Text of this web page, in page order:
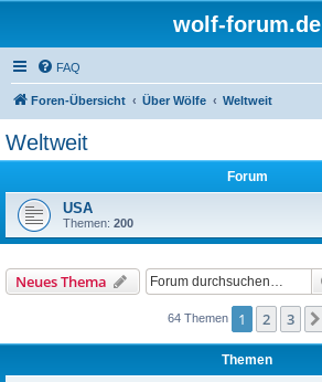
wolf-forum.de
FAQ
Foren-Übersicht Über Wölfe Weltweit
Weltweit
Forum
USA
Themen: 200
Neues Thema
64 Themen 1 2 3
Themen